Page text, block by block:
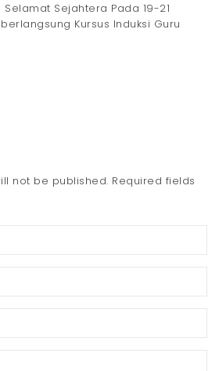
Sejahtera Pada 19-21
Kursus Induksi Guru
not be published. Required fields